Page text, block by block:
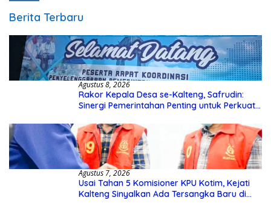
Berita Terbaru
Agustus 8, 2026
Rakor Kepala Desa se-Kalteng, Safrudin:
Sinergi Pemerintahan Penting untuk Perkuat
Agustus 7, 2026
Usai Tahan 5 Komisioner KPU Kotim, Kejati
Kalteng Sinyalkan Ada Tersangka Baru di